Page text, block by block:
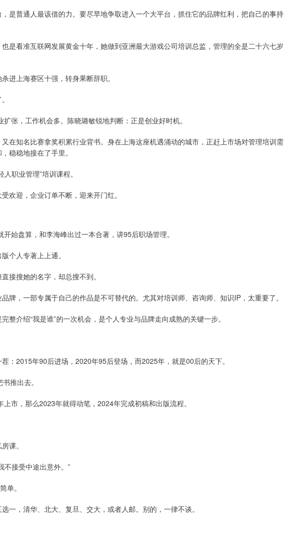
是普通人最该借的力。要尽早地争取进入一个大平台，抓住它的品牌红利，把自己的事持
是看准互联网发展黄金十年，她做到亚洲最大游戏公司培训总监，管理的全是二十六七岁
进上海赛区十强，转身果断辞职。
张，工作机会多。陈晓璐敏锐地判断：正是创业好时机。
在知名比赛拿奖积累行业背书。身在上海这座机遇涌动的城市，正赶上市场对管理培训需
稳稳地接在了手里。
职业管理”培训课程。
欢迎，企业订单不断，迎来开门红。
始盘算，和李海峰出过一本合著，讲95后职场管理。
个人专著上上通。
接搜她的名字，却总搜不到。
牌，一部专属于自己的作品是不可替代的。尤其对培训师、咨询师、知识IP，太重要了。
整介绍“我是谁”的一次机会，是个人专业与品牌走向成熟的关键一步。
：2015年90后进场，2020年95后登场，而2025年，就是00后的天下。
推出去。
市，那么2023年就得动笔，2024年完成初稿和出版流程。
课。
不接受中途出意外。”
单。
一，清华、北大、复旦、交大，或者人邮。别的，一律不谈。